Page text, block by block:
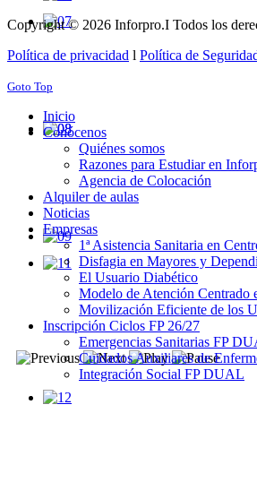
Copyright © 2026 Inforpro.I Todos los
Política de privacidad l Política de
Goto Top
Inicio
Conócenos
Quiénes somos
Razones para Estudiar en
Agencia de Colocación
Alquiler de aulas
Noticias
Empresas
1ª Asistencia Sanitaria en
Disfagia en Mayores y
El Usuario Diabético
Modelo de Atención Centrado
Movilización Eficiente de los
Inscripción Ciclos FP 26/27
Emergencias Sanitarias FP
Cuidados Auxiliares de
Integración Social FP DUAL